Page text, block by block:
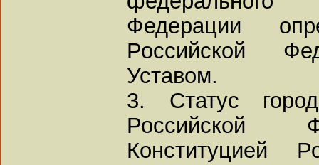
Федерации
Российской
Уставом.
3. Статус
Российской
Конституцией